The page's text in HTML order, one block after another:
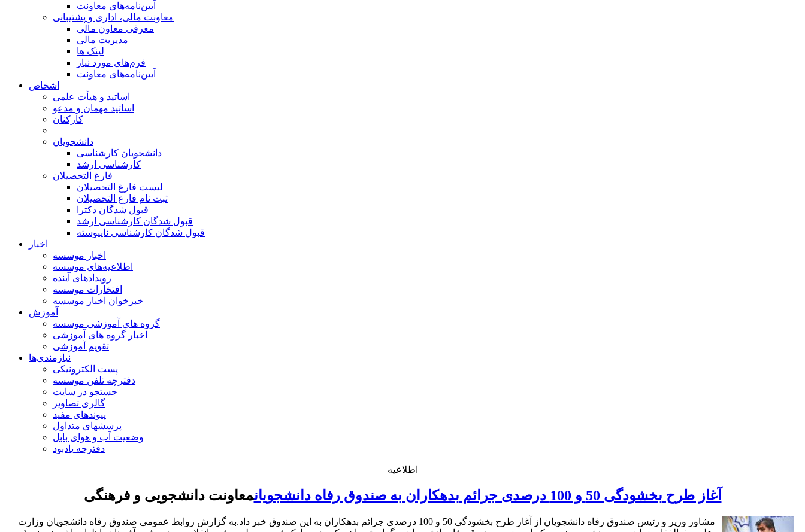
آیین‌نامه‌های معاونت
معاونت مالی، اداری و پشتیبانی
معرفی معاون مالی
مدیریت مالی
لینک ها
فرم‌های مورد نیاز
آیین‌نامه‌های معاونت
اشخاص
اساتید و هیأت علمی
اساتید مهمان و مدعو
کارکنان
دانشجویان
دانشجویان کارشناسی
کارشناسی ارشد
فارغ التحصیلان
لیست فارغ التحصیلان
ثبت نام فارغ التحصیلان
قبول شدگان دکترا
قبول شدگان کارشناسی ارشد
قبول شدگان کارشناسی ناپیوسته
اخبار
اخبار موسسه
اطلاعیه‌های موسسه
رویدادهای آینده
افتخارات موسسه
خبرخوان اخبار موسسه
آموزش
گروه های آموزشی موسسه
اخبار گروه های آموزشی
تقویم آموزشی
نیازمندی‌ها
پست الکترونیکی
دفترچه تلفن موسسه
جستجو در سایت
گالری تصاویر
پیوندهای مفید
پرسشهای متداول
وضعیت آب و هوای بابل
دفترچه یادبود
اطلاعیه
آغاز طرح بخشودگی 50 و 100 درصدی جرائم بدهکاران به صندوق رفاه دانشجویان معاونت دانشجویی و فرهنگی
مشاور وزیر و رئیس صندوق رفاه دانشجویان از آغاز طرح بخشودگی 50 و 100 درصدی جرائم بدهکاران به این صندوق خبر داد.به گزارش روابط عمومی صندوق رفاه دانشجویان وزارت